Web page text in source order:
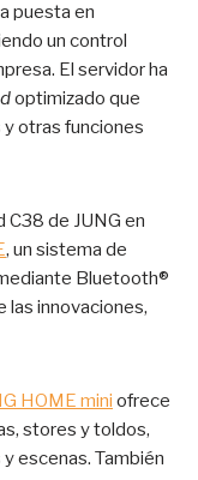
puesta en
un control
El servidor ha
optimizado que
y otras funciones
de JUNG en
, un sistema de
Bluetooth®
las innovaciones,
HOME mini ofrece
stores y toldos,
escenas. También